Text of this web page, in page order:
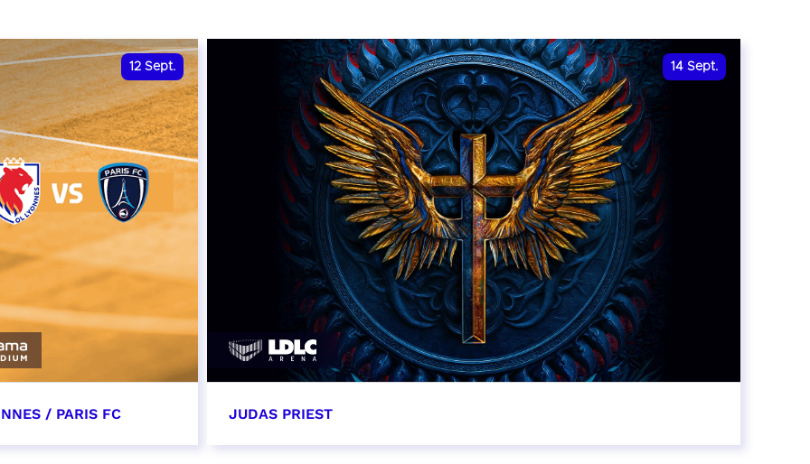
12 Sept.
/ PARIS FC
14 Sept.
JUDAS PRIEST